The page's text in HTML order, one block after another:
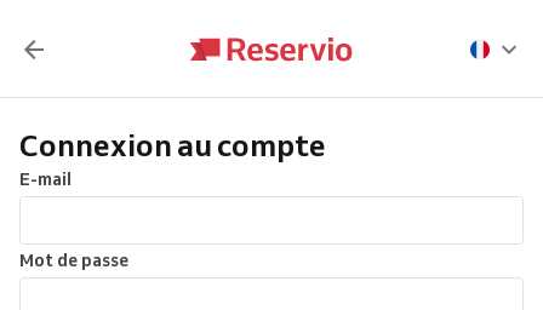
Connexion au compte
E-mail
Mot de passe